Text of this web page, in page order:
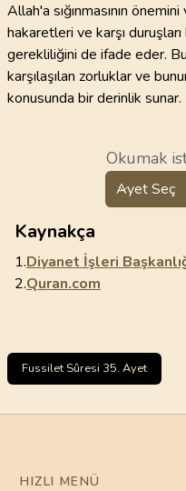
Allah'a sığınmasının
hakaretleri ve karşı
gerekliliğini de ifade eder.
karşılaşılan zorluklar ve
konusunda bir derinlik sunar.
Okumak
Ayet Seç
Kaynakça
1.Diyanet İşleri
2.Quran.com
Fussilet Sûresi 35. Ayet
HIZLI MENÜ